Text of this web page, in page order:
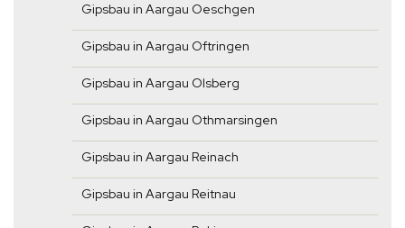
Gipsbau in Aargau Oeschgen
Gipsbau in Aargau Oftringen
Gipsbau in Aargau Olsberg
Gipsbau in Aargau Othmarsingen
Gipsbau in Aargau Reinach
Gipsbau in Aargau Reitnau